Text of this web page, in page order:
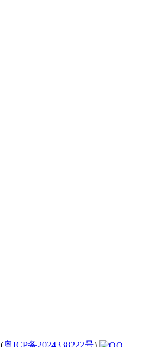
(粤ICP备2024338222号)